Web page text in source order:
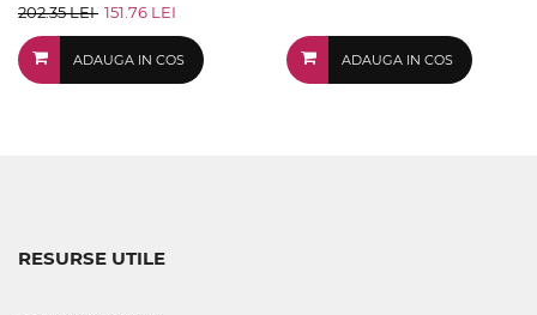
202.35 LEI 151.76 LEI
ADAUGA IN COS ADAUGA IN COS
RESURSE UTILE